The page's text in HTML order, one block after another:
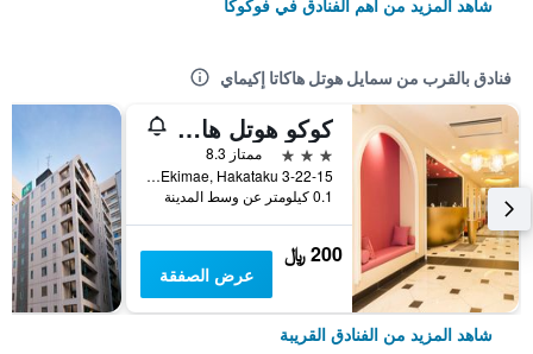
شاهد المزيد من أهم الفنادق في فوكوكا
فنادق بالقرب من سمايل هوتل هاكاتا إكيماي
كوكو هوتل هاكاتا ستيشن
3 نجوم
ممتاز 8.3
3-22-15 Hakata Ekimae, Hakataku, فوكوكا, اليابان
0.1 كيلومتر عن وسط المدينة
200 ﷼
عرض الصفقة
شاهد المزيد من الفنادق القريبة